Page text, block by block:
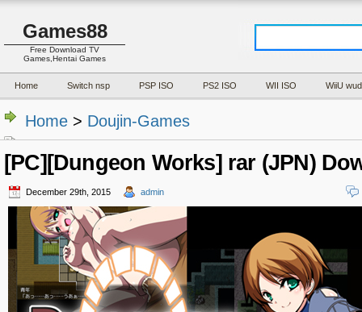
Games88
Free Download TV
Games,Hentai Games
Home Switch nsp PSP ISO PS2 ISO WII ISO WiiU wud
Home > Doujin-Games
[PC][Dungeon Works] rar (JPN)
December 29th, 2015 admin